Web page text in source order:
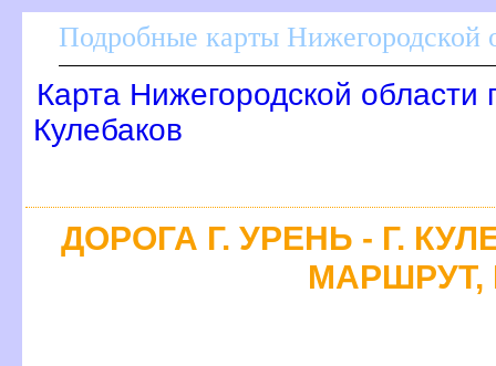
Подробные карты Нижегородской
Карта Нижегородской области
Кулебако
ДОРОГА Г. УРЕНЬ - Г.
МАРШРУТ,